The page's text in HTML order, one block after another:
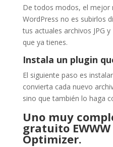
De todos modos, el mejor
WordPress no es subirlos
tus actuales archivos JPG
que ya tienes.
Instala un plugin
El siguiente paso es
convierta cada nuevo
sino que también lo haga
Uno muy
gratuito
Optimizer.